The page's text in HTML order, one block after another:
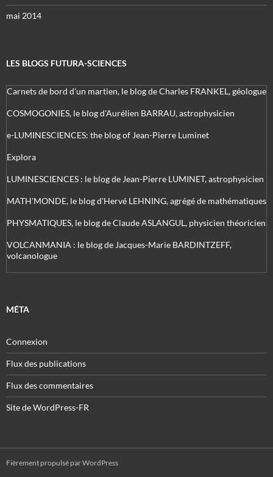
mai 2014
LES BLOGS FUTURA-SCIENCES
Carnets de bord d’un martien, le blog de Charles FRANKEL, géologue
COSMOGONIES, le blog d'Aurélien BARRAU, astrophysicien
e-LUMINESCIENCES: the blog of Jean-Pierre Luminet
Explora
LUMINESCIENCES : le blog de Jean-Pierre LUMINET, astrophysicien
MATH'MONDE, le blog d'Hervé LEHNING, agrégé de mathématiques
PHYSMATIQUES, le blog de Claude ASLANGUL, physicien théoricien
VOLCANMANIA : le blog de Jacques-Marie BARDINTZEFF,
volcanologue
MÉTA
Connexion
Flux des publications
Flux des commentaires
Site de WordPress-FR
Fièrement propulsé par WordPress